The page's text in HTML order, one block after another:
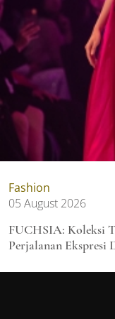
Fashion
05 August 2026
FUCHSIA: Koleksi
Perjalanan